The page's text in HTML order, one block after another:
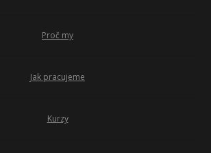
Proč my
Jak pracujeme
Kurzy